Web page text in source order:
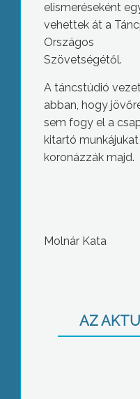
elismeréseként
vehettek át a
Országos
Szövetségétől.
A táncstúdió
abban, hogy
sem fogy el a
kitartó
koronázzák majd.
Molnár Kata
AZ